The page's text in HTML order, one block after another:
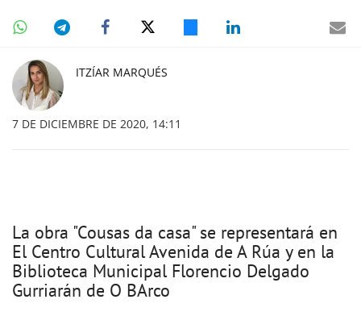
ITZÍAR MARQUÉS
7 DE DICIEMBRE DE 2020, 14:11
La obra "Cousas da casa" se representará en
El Centro Cultural Avenida de A Rúa y en la
Biblioteca Municipal Florencio Delgado
Gurriarán de O BArco